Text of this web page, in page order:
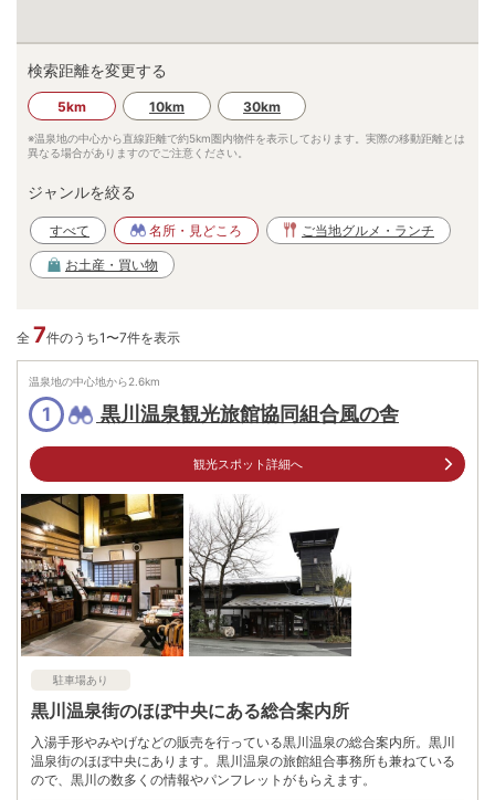
検索距離を変更する
5km 10km 30km
※温泉地の中心から直線距離で約5km圏内物件を表示しております。実際の移動距離とは
異なる場合がありますのでご注意ください。
ジャンルを絞る
すべて 名所・見どころ ご当地グルメ・ランチ
お土産・買い物
全 7件のうち1〜7件を表示
温泉地の中心地から2.6km
1 黒川温泉観光旅館協同組合風の舎
観光スポット詳細へ
駐車場あり
黒川温泉街のほぼ中央にある総合案内所
入湯手形やみやげなどの販売を行っている黒川温泉の総合案内所。黒川
温泉街のほぼ中央にあります。黒川温泉の旅館組合事務所も兼ねている
ので、黒川の数多くの情報やパンフレットがもらえます。